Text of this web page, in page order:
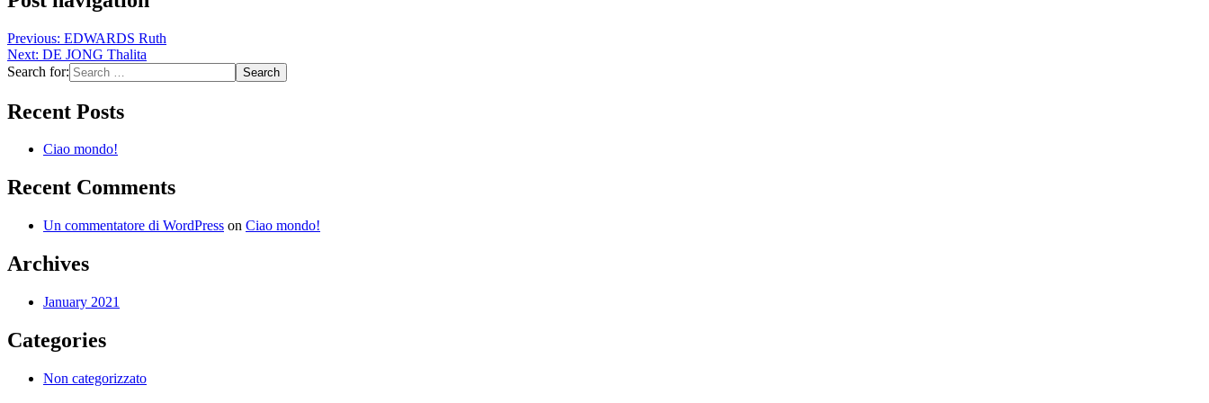
Previous: EDWARDS Ruth
Next: DE JONG Thalita
Search for:
Recent Posts
Ciao mondo!
Recent Comments
Un commentatore di WordPress on Ciao mondo!
Archives
January 2021
Categories
Non categorizzato